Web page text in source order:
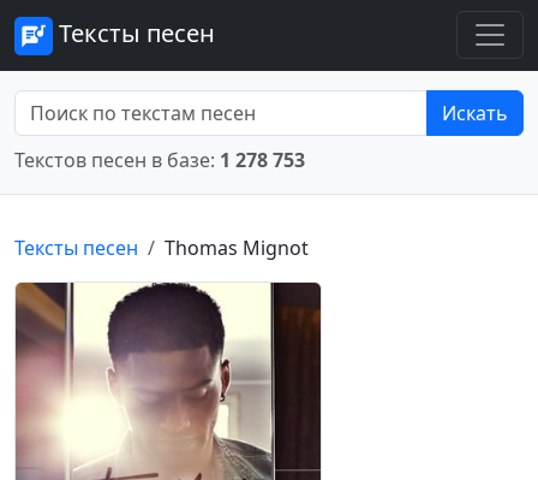
Тексты песен
Искать
Текстов песен в базе: 1 278 753
Тексты песен Thomas Mignot